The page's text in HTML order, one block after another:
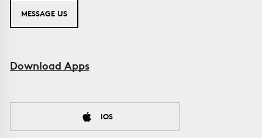
MESSAGE US
Download Apps
IOS